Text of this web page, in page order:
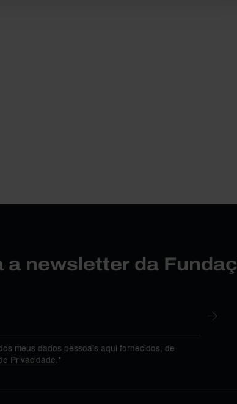
a newsletter da
meus dados pessoais aqui fornecidos, de
Privacidade .*